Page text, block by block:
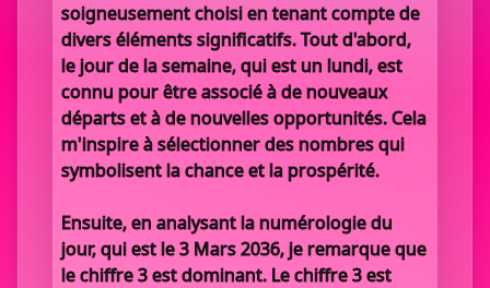
soigneusement choisi en tenant compte de
divers éléments significatifs. Tout d'abord,
le jour de la semaine, qui est un lundi, est
connu pour être associé à de nouveaux
départs et à de nouvelles opportunités. Cela
m'inspire à sélectionner des nombres qui
symbolisent la chance et la prospérité.
Ensuite, en analysant la numérologie du
jour, qui est le 3 Mars 2036, je remarque que
le chiffre 3 est dominant. Le chiffre 3 est